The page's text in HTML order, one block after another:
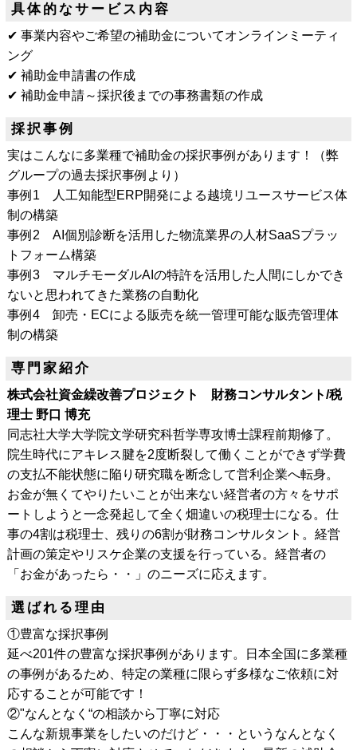
具体的なサービス内容
✔ 事業内容やご希望の補助金についてオンラインミーティ
ング
✔ 補助金申請書の作成
✔ 補助金申請～採択後までの事務書類の作成
採択事例
実はこんなに多業種で補助金の採択事例があります！（弊
グループの過去採択事例より）
事例1 人工知能型ERP開発による越境リユースサービス体
制の構築
事例2 AI個別診断を活用した物流業界の人材SaaSプラッ
トフォーム構築
事例3 マルチモーダルAIの特許を活用した人間にしかでき
ないと思われてきた業務の自動化
事例4 卸売・ECによる販売を統一管理可能な販売管理体
制の構築
専門家紹介
株式会社資金繰改善プロジェクト 財務コンサルタント/税
理士 野口 博充
同志社大学大学院文学研究科哲学専攻博士課程前期修了。
院生時代にアキレス腱を2度断裂して働くことができず学費
の支払不能状態に陥り研究職を断念して営利企業へ転身。
お金が無くてやりたいことが出来ない経営者の方々をサポ
ートしようと一念発起して全く畑違いの税理士になる。仕
事の4割は税理士、残りの6割が財務コンサルタント。経営
計画の策定やリスケ企業の支援を行っている。経営者の
「お金があったら・・」のニーズに応えます。
選ばれる理由
①豊富な採択事例
延べ201件の豊富な採択事例があります。日本全国に多業種
の事例があるため、特定の業種に限らず多様なご依頼に対
応することが可能です！
②"なんとなく“の相談から丁寧に対応
こんな新規事業をしたいのだけど・・・というなんとなく